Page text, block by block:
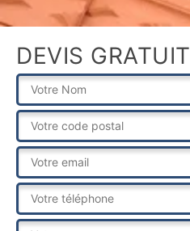
DEVIS GRATUIT